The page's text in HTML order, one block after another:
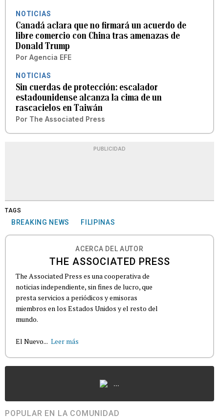
NOTICIAS
Canadá aclara que no firmará un acuerdo de
libre comercio con China tras amenazas de
Donald Trump
Por Agencia EFE
NOTICIAS
Sin cuerdas de protección: escalador
estadounidense alcanza la cima de un
rascacielos en Taiwán
Por The Associated Press
PUBLICIDAD
TAGS
BREAKING NEWS FILIPINAS
ACERCA DEL AUTOR
THE ASSOCIATED PRESS
The Associated Press es una cooperativa de
noticias independiente, sin fines de lucro, que
presta servicios a periódicos y emisoras
miembros en los Estados Unidos y el resto del
mundo.
El Nuevo... Leer más
...
POPULAR EN LA COMUNIDAD